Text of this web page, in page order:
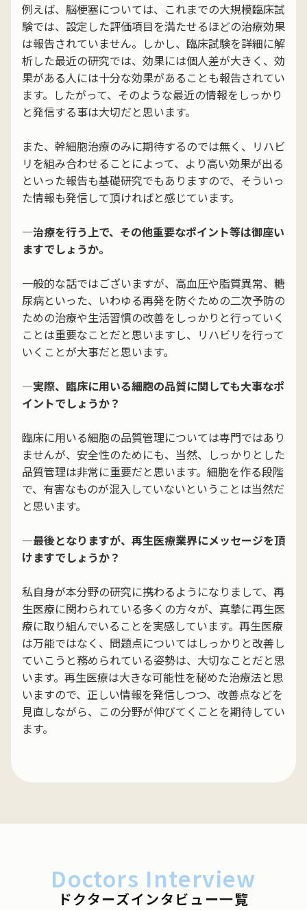
例えば、脳梗塞については、これまでの大規模臨床試
験では、設定した評価項目を満たせるほどの治療効果
は報告されていません。しかし、臨床試験を詳細に解
析した最近の研究では、効果には個人差が大きく、効
果がある人には十分な効果があることも報告されてい
ます。したがって、そのような最近の情報をしっかり
と発信する事は大切だと思います。
また、幹細胞治療のみに期待するのでは無く、リハビ
リを組み合わせることによって、より高い効果が出る
といった報告も基礎研究でもありますので、そういっ
た情報も発信して頂ければと感じています。
―治療を行う上で、その他重要なポイント等は御座い
ますでしょうか。
一般的な話ではございますが、高血圧や脂質異常、糖
尿病といった、いわゆる再発を防ぐための二次予防の
ための治療や生活習慣の改善をしっかりと行っていく
ことは重要なことだと思いますし、リハビリを行って
いくことが大事だと思います。
―実際、臨床に用いる細胞の品質に関しても大事なポ
イントでしょうか？
臨床に用いる細胞の品質管理については専門ではあり
ませんが、安全性のためにも、当然、しっかりとした
品質管理は非常に重要だと思います。細胞を作る段階
で、有害なものが混入していないということは当然だ
と思います。
―最後となりますが、再生医療業界にメッセージを頂
けますでしょうか？
私自身が本分野の研究に携わるようになりまして、再
生医療に関わられている多くの方々が、真摯に再生医
療に取り組んでいることを実感しています。再生医療
は万能ではなく、問題点についてはしっかりと改善し
ていこうと務められている姿勢は、大切なことだと思
います。再生医療は大きな可能性を秘めた治療法と思
いますので、正しい情報を発信しつつ、改善点などを
見直しながら、この分野が伸びてくことを期待してい
ます。
Doctors Interview
ドクターズインタビュー一覧